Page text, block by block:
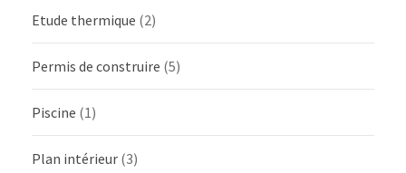
Etude thermique (2)
Permis de construire (5)
Piscine (1)
Plan intérieur (3)